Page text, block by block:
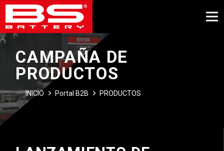
CAMPAÑA DE
PRODUCTOS
INICIO Portal B2B PRODUCTOS